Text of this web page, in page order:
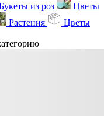
из роз
Цветы
Растения
Цветы